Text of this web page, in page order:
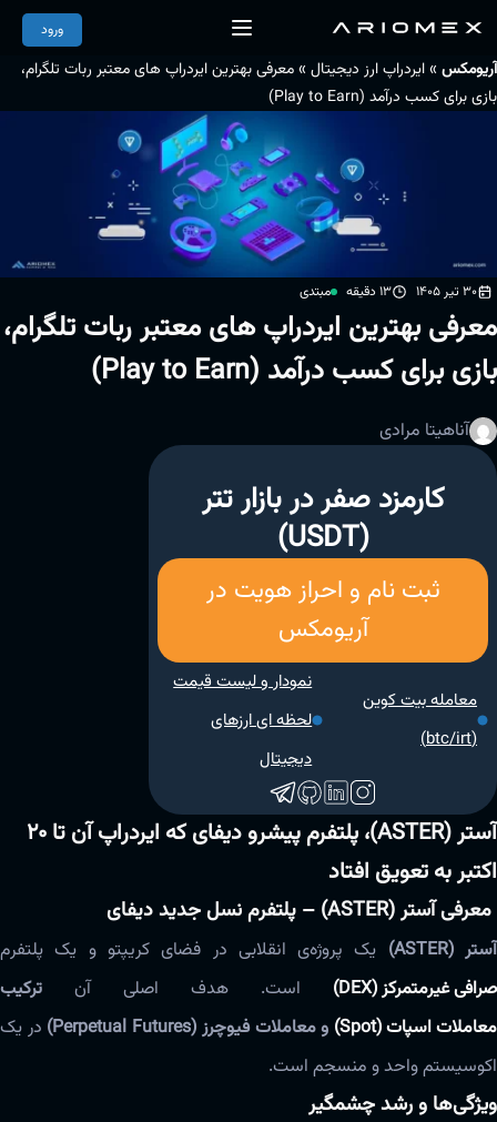
ورود
آریومکس »ایردراپ ارز دیجیتال »معرفی بهترین ایردراپ های معتبر ربات تلگرام،
بازی برای کسب درآمد (Play to Earn)
30 تیر 1405 13 دقیقه مبتدی
معرفی بهترین ایردراپ های معتبر ربات تلگرام،
بازی برای کسب درآمد (Play to Earn)
آناهیتا مرادی
کارمزد صفر در بازار تتر
(USDT)
ثبت نام و احراز هویت در
آریومکس
معامله بیت کوین
(btc/irt)
نمودار و لیست قیمت
لحظه ای ارزهای
دیجیتال
آستر (ASTER)، پلتفرم پیشرو دیفای که ایردراپ آن تا ۲۰
اکتبر به تعویق افتاد
معرفی آستر (ASTER) – پلتفرم نسل جدید دیفای
آستر (ASTER)
یک پروژه‌ی انقلابی در فضای کریپتو و یک پلتفرم
صرافی غیرمتمرکز (DEX)
است. هدف اصلی آن ترکیب
معاملات اسپات (Spot)
و معاملات فیوچرز (Perpetual Futures)
در یک
اکوسیستم واحد و منسجم است.
ویژگی‌ها و رشد چشمگیر